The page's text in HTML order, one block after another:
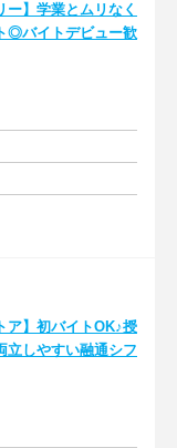
ー】学業とムリなく
◎バイトデビュー歓
ア】初バイトOK♪授
立しやすい融通シフ